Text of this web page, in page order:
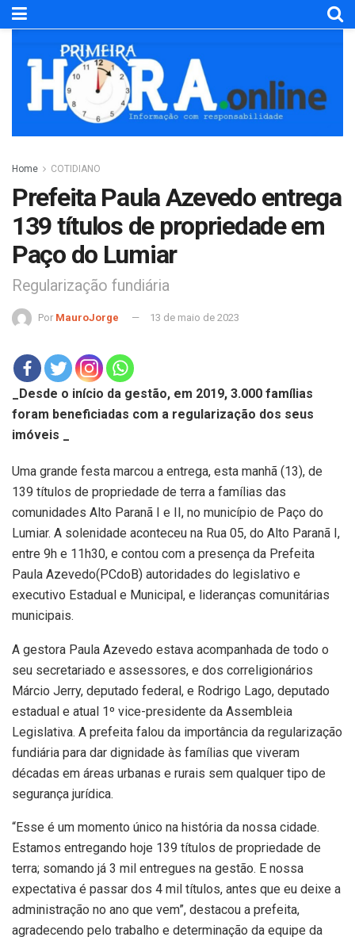
Home COTIDIANO
Prefeita Paula Azevedo entrega
139 títulos de propriedade em
Paço do Lumiar
Regularização fundiária
Por MauroJorge 13 de maio de 2023
_Desde o início da gestão, em 2019, 3.000 famílias
foram beneficiadas com a regularização dos seus
imóveis _
Uma grande festa marcou a entrega, esta manhã (13), de
139 títulos de propriedade de terra a famílias das
comunidades Alto Paranã I e II, no município de Paço do
Lumiar. A solenidade aconteceu na Rua 05, do Alto Paranã I,
entre 9h e 11h30, e contou com a presença da Prefeita
Paula Azevedo(PCdoB) autoridades do legislativo e
executivo Estadual e Municipal, e lideranças comunitárias
municipais.
A gestora Paula Azevedo estava acompanhada de todo o
seu secretariado e assessores, e dos correligionários
Márcio Jerry, deputado federal, e Rodrigo Lago, deputado
estadual e atual 1º vice-presidente da Assembleia
Legislativa. A prefeita falou da importância da regularização
fundiária para dar dignidade às famílias que viveram
décadas em áreas urbanas e rurais sem qualquer tipo de
segurança jurídica.
“Esse é um momento único na história da nossa cidade.
Estamos entregando hoje 139 títulos de propriedade de
terra; somando já 3 mil entregues na gestão. E nossa
expectativa é passar dos 4 mil títulos, antes que eu deixe a
administração no ano que vem”, destacou a prefeita,
agradecendo pelo trabalho e determinação da equipe da